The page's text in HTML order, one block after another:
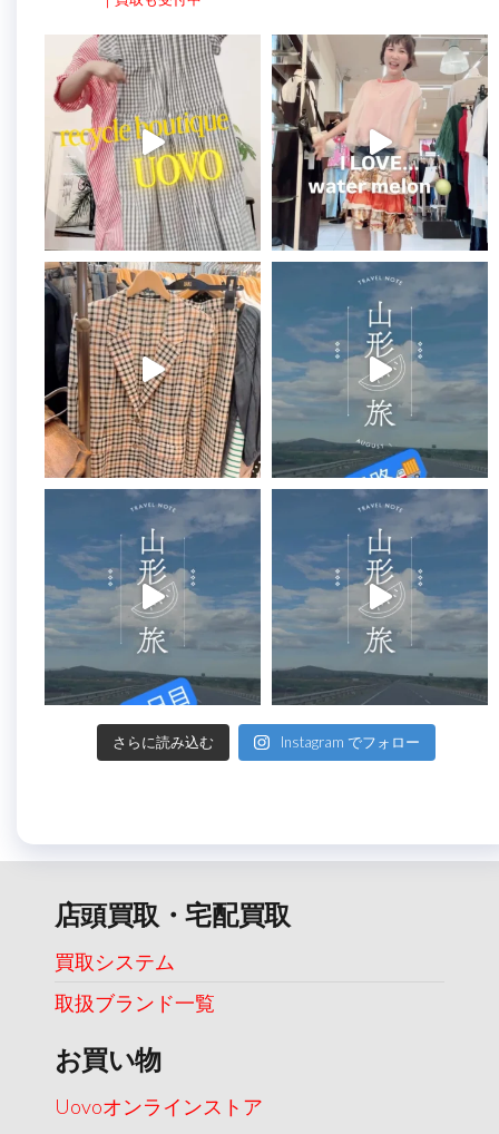
さらに読み込む Instagram でフォロー
店頭買取・宅配買取
買取システム
取扱ブランド一覧
お買い物
Uovoオンラインストア